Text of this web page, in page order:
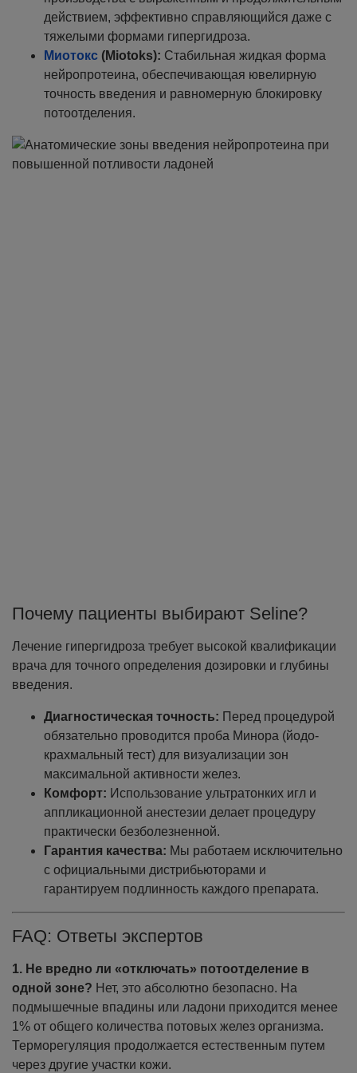
действием, эффективно справляющийся даже с
тяжелыми формами гипергидроза.
Миотокс (Miotoks): Стабильная жидкая форма
нейропротеина, обеспечивающая ювелирную
точность введения и равномерную блокировку
потоотделения.
Почему пациенты выбирают Seline?
Лечение гипергидроза требует высокой квалификации
врача для точного определения дозировки и глубины
введения.
Диагностическая точность: Перед процедурой
обязательно проводится проба Минора (йодо-
крахмальный тест) для визуализации зон
максимальной активности желез.
Комфорт: Использование ультратонких игл и
аппликационной анестезии делает процедуру
практически безболезненной.
Гарантия качества: Мы работаем исключительно
с официальными дистрибьюторами и
гарантируем подлинность каждого препарата.
FAQ: Ответы экспертов
1. Не вредно ли «отключать» потоотделение в
одной зоне? Нет, это абсолютно безопасно. На
подмышечные впадины или ладони приходится менее
1% от общего количества потовых желез организма.
Терморегуляция продолжается естественным путем
через другие участки кожи.